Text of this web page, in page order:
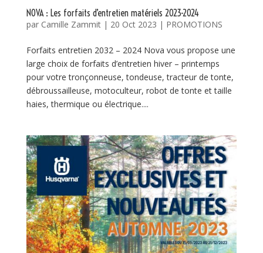
NOVA : Les forfaits d’entretien matériels 2023-2024
par Camille Zammit| 20 Oct 2023 | PROMOTIONS
Forfaits entretien 2032 – 2024 Nova vous propose une
large choix de forfaits d’entretien hiver – printemps
pour votre tronçonneuse, tondeuse, tracteur de tonte,
débroussailleuse, motoculteur, robot de tonte et taille
haies, thermique ou électrique....